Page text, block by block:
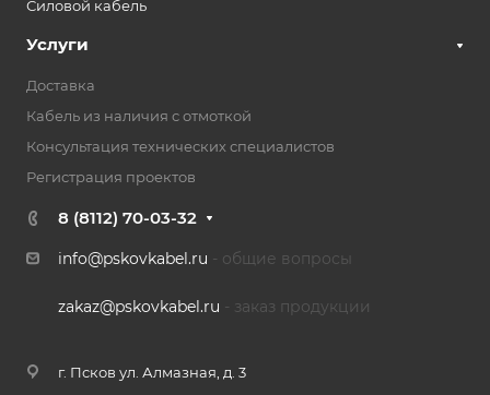
Силовой кабель
Услуги
Доставка
Кабель из наличия с отмоткой
Консультация технических специалистов
Регистрация проектов
8 (8112) 70-03-32
info@pskovkabel.ru - общие вопросы
zakaz@pskovkabel.ru - заказ продукции
г. Псков ул. Алмазная, д. 3